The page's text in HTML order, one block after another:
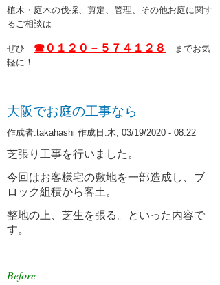
7月 2019 (2)
6月 2019 (2)
5月 2019 (2)
3月 2019 (2)
2月 2019 (2)
1月 2019 (2)
12月 2018 (2)
10月 2018 (2)
8月 2018 (1)
植木・庭木の伐採、剪定、管理、その他お庭に関す
るご相談は
ぜひ ☎０１２０－５７４１２８
までお気
軽に！
大阪でお庭の工事なら
作成者:takahashi 作成日:木, 03/19/2020 - 08:22
芝張り工事を行いました。
今回はお客様宅の敷地を一部造成し、ブ
ロック組積から客土。
整地の上、芝生を張る。といった内容で
す。
Before